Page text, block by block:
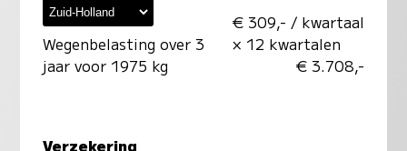
Wegenbelasting over 3
jaar voor 1975 kg
€ 309,- / kwartaal
× 12 kwartalen
€ 3.708,-
Verzekering